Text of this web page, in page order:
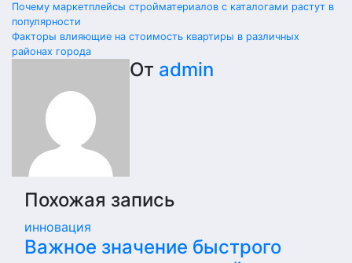
Почему маркетплейсы стройматериалов с каталогами растут в
популярности
Факторы влияющие на стоимость квартиры в различных
районах города
От admin
Похожая запись
инновация
Важное значение быстрого